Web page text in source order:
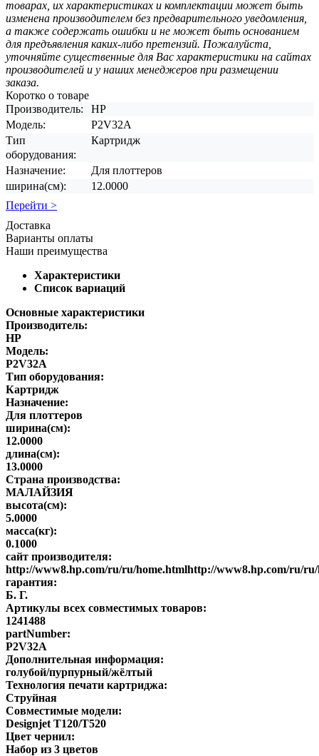
товарах, их характеристиках и комплектации может быть
изменена производителем без предварительного уведомления,
а также содержать ошибки и не может быть основанием
для предъявления каких-либо претензий. Пожалуйста,
уточняйте существенные для Вас характеристики на сайтах
производителей и у наших менеджеров при размещении
заказа.
Коротко о товаре
Производитель:
HP
Модель:
P2V32A
Тип
оборудования:
Картридж
Назначение:
Для плоттеров
ширина(см):
12.0000
Перейти >
Доставка
Варианты оплаты
Наши преимущества
Характеристики
Список вариаций
Основные характеристики
Производитель:
HP
Модель:
P2V32A
Тип оборудования:
Картридж
Назначение:
Для плоттеров
ширина(см):
12.0000
длина(см):
13.0000
Страна производства:
МАЛАЙЗИЯ
высота(см):
5.0000
масса(кг):
0.1000
сайт производителя:
http://www8.hp.com/ru/ru/home.htmlhttp://www8.hp.com/ru/
гарантия:
Б. Г.
Артикулы всех совместимых товаров:
1241488
partNumber:
P2V32A
Дополнительная информация:
голубой/пурпурный/жёлтый
Технология печати картриджа:
Струйная
Совместимые модели:
Designjet T120/T520
Цвет чернил:
Набор из 3 цветов